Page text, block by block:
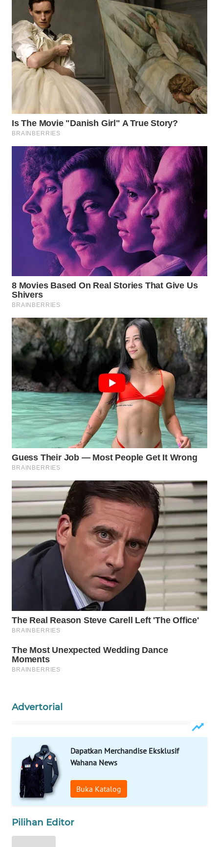
Advertorial
Dapatkan Merchandise Eksklusif
Wahana News
Buka Katalog
Pilihan Editor
WN
MADURA
WN
SURABAYA
WN
NATUNA
WN
BINTAN
WN
MANDALIKA
WN
LIKUPANG
WN
LABUANBAJO
Wahana
Media
Group
WAHANA
NEWS
WAHANA
TANI
WAHANA
ADVOKAT
WAHANA
INFRASTRUKTUR
WAHANA
KONSUMEN
WAHANA
LISTRIK
WAHANA
TRAVEL
WAHANANEWS
WAHANANEWS
CO ID
NET
WAHANA
SPORT
WAHANA
UMKM
SELEB